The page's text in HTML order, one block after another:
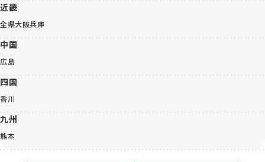
近畿
全県大阪兵庫
中国
広島
四国
香川
九州
熊本